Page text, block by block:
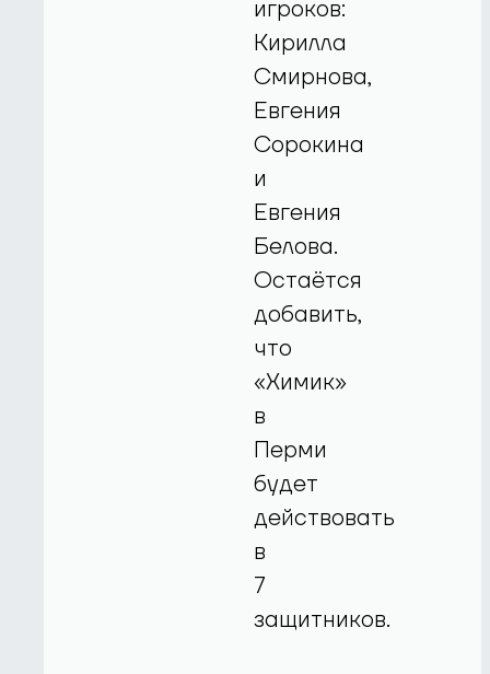
игроков:
Кирилла
Смирнова,
Евгения
Сорокина
и
Евгения
Белова.
Остаётся
добавить,
что
«Химик»
в
Перми
будет
действовать
в
7
защитников.